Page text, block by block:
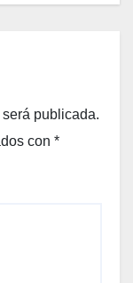
publicada.
con *